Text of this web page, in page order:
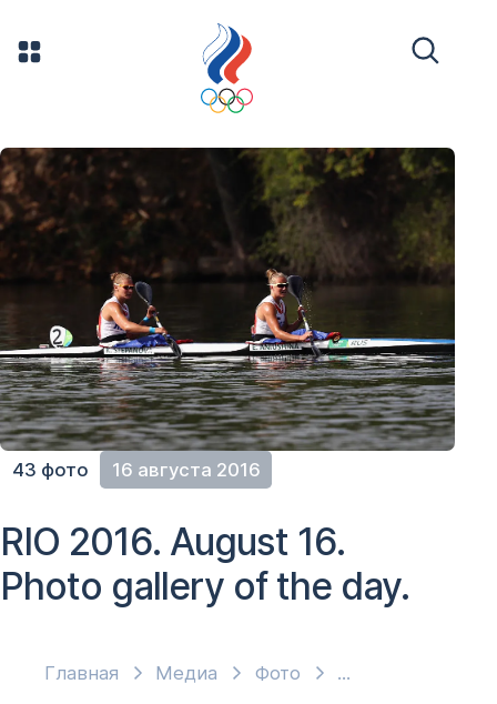
43 фото 16 августа 2016
Главная Медиа Фото
RIO 2016. August 16.
Photo gallery of the day.